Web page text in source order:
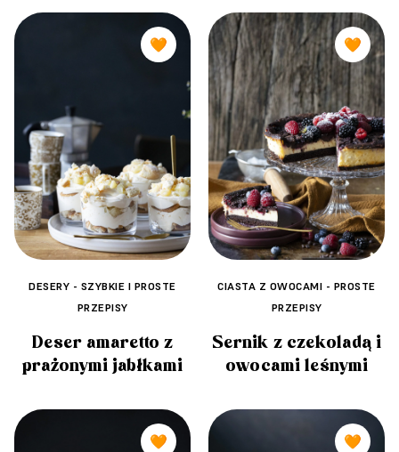
🧡
DESERY - SZYBKIE I PROSTE
PRZEPISY
Deser amaretto z
prażonymi jabłkami
🧡
CIASTA Z OWOCAMI - PROSTE
PRZEPISY
Sernik z czekoladą i
owocami leśnymi
🧡 🧡